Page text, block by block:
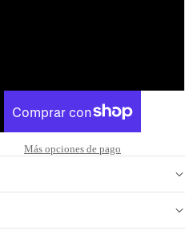
Más opciones de pago